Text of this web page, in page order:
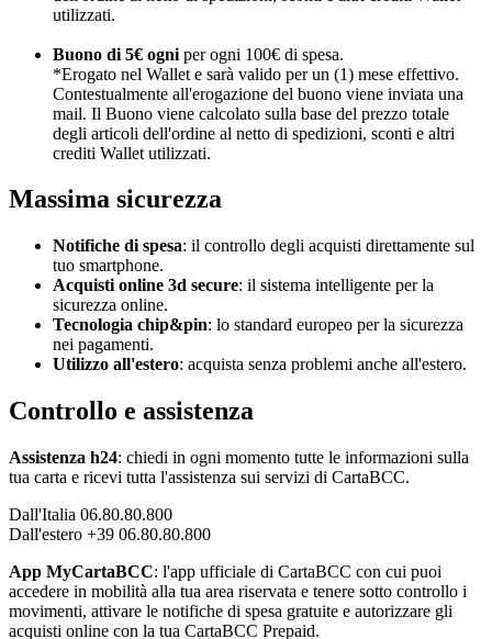
utilizzati.
Buono di 5€ ogni per ogni 100€ di spesa.
*Erogato nel Wallet e sarà valido per un (1) mese effettivo.
Contestualmente all'erogazione del buono viene inviata una
mail. Il Buono viene calcolato sulla base del prezzo totale
degli articoli dell'ordine al netto di spedizioni, sconti e altri
crediti Wallet utilizzati.
Massima sicurezza
Notifiche di spesa: il controllo degli acquisti direttamente sul
tuo smartphone.
Acquisti online 3d secure: il sistema intelligente per la
sicurezza online.
Tecnologia chip&pin: lo standard europeo per la sicurezza
nei pagamenti.
Utilizzo all'estero: acquista senza problemi anche all'estero.
Controllo e assistenza
Assistenza h24: chiedi in ogni momento tutte le informazioni sulla
tua carta e ricevi tutta l'assistenza sui servizi di CartaBCC.
Dall'Italia 06.80.80.800
Dall'estero +39 06.80.80.800
App MyCartaBCC: l'app ufficiale di CartaBCC con cui puoi
accedere in mobilità alla tua area riservata e tenere sotto controllo i
movimenti, attivare le notifiche di spesa gratuite e autorizzare gli
acquisti online con la tua CartaBCC Prepaid.